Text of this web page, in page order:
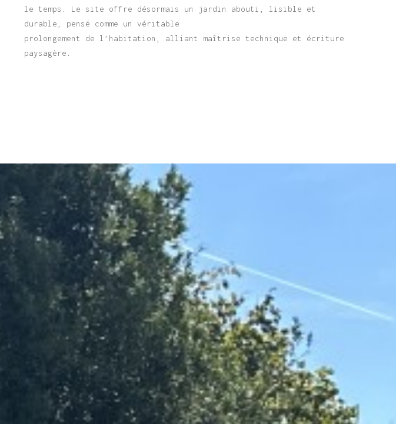
le temps. Le site offre désormais un jardin abouti, lisible et
durable, pensé comme un véritable
prolongement de l’habitation, alliant maîtrise technique et écriture
paysagère.